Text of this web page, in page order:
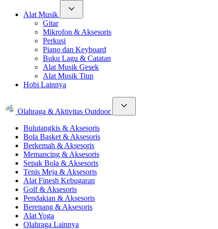
Alat Musik
Gitar
Mikrofon & Aksesoris
Perkusi
Piano dan Keyboard
Buku Lagu & Catatan
Alat Musik Gesek
Alat Musik Tiup
Hobi Lainnya
Olahraga & Aktivitas Outdoor
Bulutangkis & Aksesoris
Bola Basket & Aksesoris
Berkemah & Aksesoris
Memancing & Aksesoris
Sepak Bola & Aksesoris
Tenis Meja & Aksesoris
Alat Finesh Kebugaran
Golf & Aksesoris
Pendakian & Aksesoris
Berenang & Aksesoris
Alat Yoga
Olahraga Lainnya